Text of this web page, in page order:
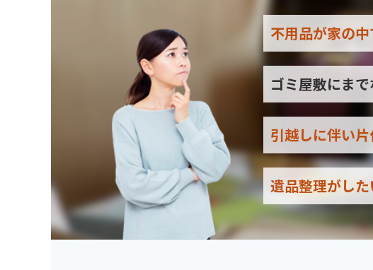
不用品が家の
ゴミ屋敷にまで
引越しに伴い
遺品整理がした